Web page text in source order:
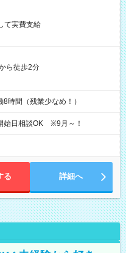
て実費支給
ら徒歩2分
時間（残業少なめ！）
日相談OK ※9月～！
る 詳細へ